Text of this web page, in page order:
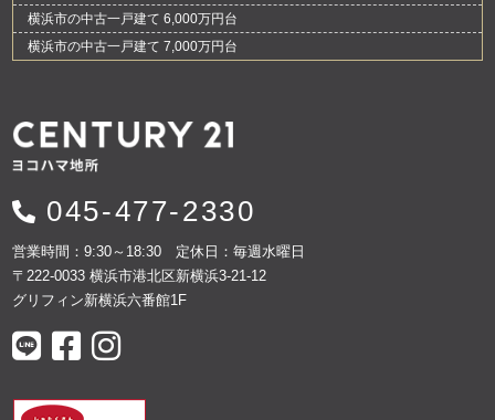
横浜市の中古一戸建て 6,000万円台
横浜市の中古一戸建て 7,000万円台
045-477-2330
営業時間：9:30～18:30 定休日：毎週水曜日
〒222-0033 横浜市港北区新横浜3-21-12
グリフィン新横浜六番館1F